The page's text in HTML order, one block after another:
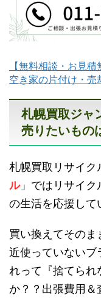
滝川不用品回
砂川不用品回
登別不用品回
【無料相談・お見
空き家の片付け・売
札幌買取ジャ
売りたいもの
札幌買取リサイク
ル」ではリサイク
の生活を応援して
買い換えてその
近使っていないブ
れって『捨てられ
か？？出張費用＆